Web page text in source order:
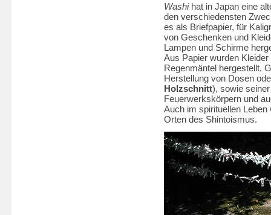
Washihat in Japan eine
den verschiedensten
es als Briefpapier, für
von Geschenken und
Lampen und Schirme
Aus Papier wurden
Regenmäntel hergestellt.
Herstellung von Dosen
Holzschnitt), sowie
Feuerwerkskörpern und
Auch im spirituellen Leben
Orten des Shintoismus.